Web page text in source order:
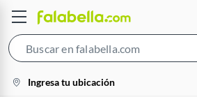
Bar
location-
icon
Ingresa tu ubicación